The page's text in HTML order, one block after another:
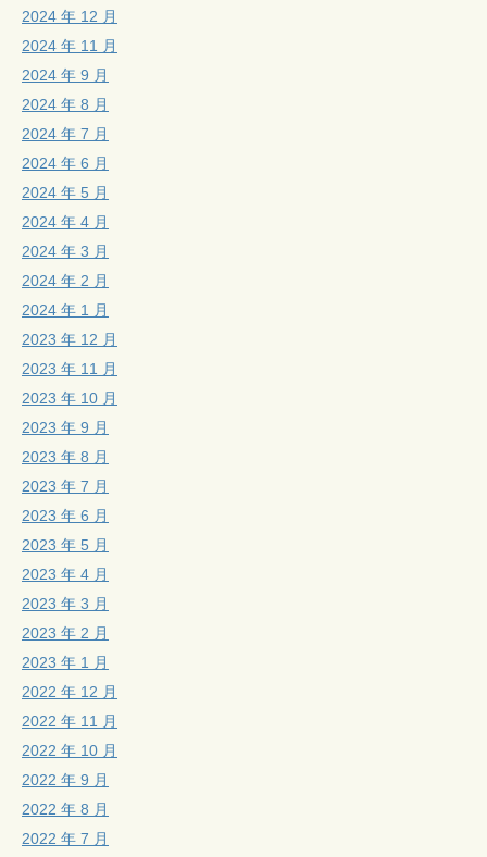
2024 年 12 月
2024 年 11 月
2024 年 9 月
2024 年 8 月
2024 年 7 月
2024 年 6 月
2024 年 5 月
2024 年 4 月
2024 年 3 月
2024 年 2 月
2024 年 1 月
2023 年 12 月
2023 年 11 月
2023 年 10 月
2023 年 9 月
2023 年 8 月
2023 年 7 月
2023 年 6 月
2023 年 5 月
2023 年 4 月
2023 年 3 月
2023 年 2 月
2023 年 1 月
2022 年 12 月
2022 年 11 月
2022 年 10 月
2022 年 9 月
2022 年 8 月
2022 年 7 月